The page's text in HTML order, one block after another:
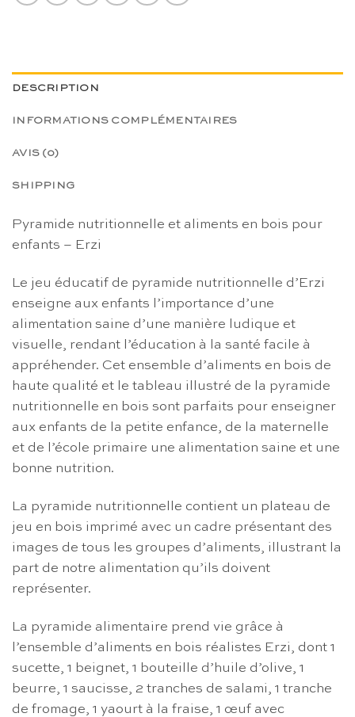
DESCRIPTION
INFORMATIONS COMPLÉMENTAIRES
AVIS (0)
SHIPPING
Pyramide nutritionnelle et aliments en bois pour
enfants – Erzi
Le jeu éducatif de pyramide nutritionnelle d’Erzi
enseigne aux enfants l’importance d’une
alimentation saine d’une manière ludique et
visuelle, rendant l’éducation à la santé facile à
appréhender. Cet ensemble d’aliments en bois de
haute qualité et le tableau illustré de la pyramide
nutritionnelle en bois sont parfaits pour enseigner
aux enfants de la petite enfance, de la maternelle
et de l’école primaire une alimentation saine et une
bonne nutrition.
La pyramide nutritionnelle contient un plateau de
jeu en bois imprimé avec un cadre présentant des
images de tous les groupes d’aliments, illustrant la
part de notre alimentation qu’ils doivent
représenter.
La pyramide alimentaire prend vie grâce à
l’ensemble d’aliments en bois réalistes Erzi, dont 1
sucette, 1 beignet, 1 bouteille d’huile d’olive, 1
beurre, 1 saucisse, 2 tranches de salami, 1 tranche
de fromage, 1 yaourt à la fraise, 1 œuf avec